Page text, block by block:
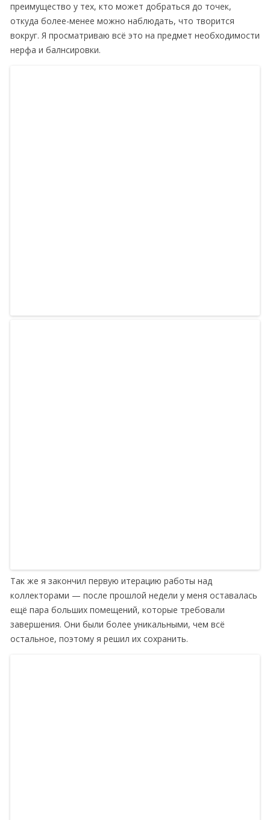
преимущество у тех, кто может добраться до точек,
откуда более-менее можно наблюдать, что творится
вокруг. Я просматриваю всё это на предмет необходимости
нерфа и балнсировки.
Так же я закончил первую итерацию работы над
коллекторами — после прошлой недели у меня оставалась
ещё пара больших помещений, которые требовали
завершения. Они были более уникальными, чем всё
остальное, поэтому я решил их сохранить.